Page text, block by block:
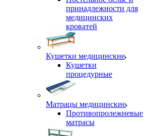
принадлежности для
медицинских
кроватей
Кушетки медицинские
Кушетки
процедурные
Матрацы медицинские
Противопролежневые
матрасы